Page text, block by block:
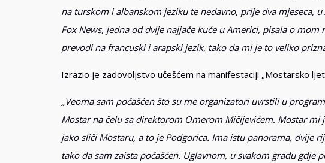
na turskom i albanskom jeziku te nedavno, prije dva mjeseca,
Fox News, jedna od dvije najjače kuće u Americi, pisala o
prevodi na francuski i arapski jezik, tako da mi je to veliko
Izrazio je zadovoljstvo učešćem na manifestaciji „Mostarsko
„Veoma sam počašćen što su me organizatori uvrstili u
Mostar na čelu sa direktorom Omerom Mičijevićem. Mostar
jako sliči Mostaru, a to je Podgorica. Ima istu panorama, dvije
tako da sam zaista počašćen. Uglavnom, u svakom gradu